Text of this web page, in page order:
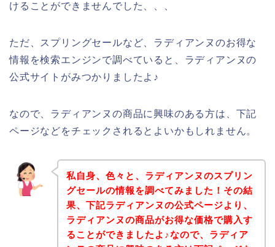
けることができませんでした、、、
ただ、スプリングセールなど、ラディアンヌのお得な
情報を検索エンジンで調べていると、ラディアンヌの
公式サイトがみつかりましたよ♪
なので、ラディアンヌの商品に興味のある方は、下記
ページなどをチェックされるとよいかもしれません。
私自身、色々と、ラディアンヌのスプリン
グセールの情報を調べてみました！その結
果、下記ラディアンヌの公式ページより、
ラディアンヌの商品がお得な価格で購入す
ることができましたよ♪なので、ラディア